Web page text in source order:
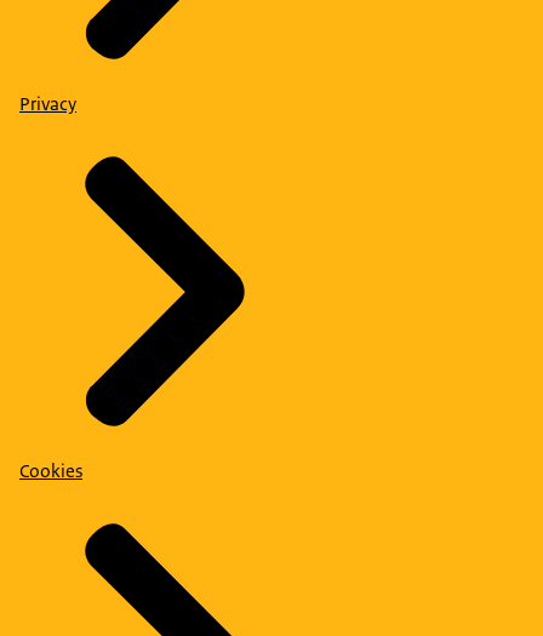
Privacy
Cookies